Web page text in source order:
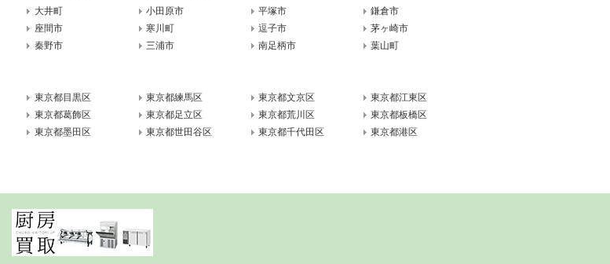
大井町 小田原市 平塚市
鎌倉市
座間市 寒川町 逗子市
茅ヶ崎市
秦野市 三浦市 南足柄市 葉山町
東京都目黒区 東京都練馬区 東京都文京区
東京都江東区
東京都葛飾区 東京都足立区 東京都荒川区
東京都板橋区
東京都墨田区 東京都世田谷区 東京都千代田区
東京都港区